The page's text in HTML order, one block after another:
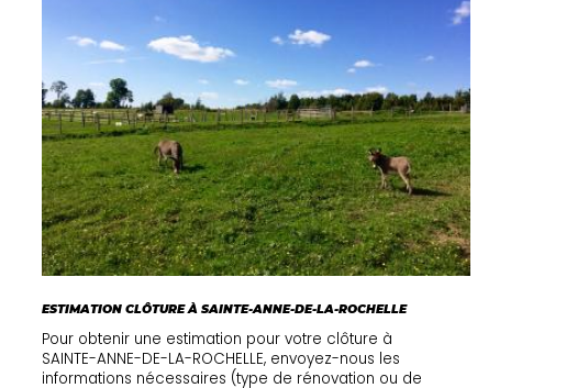
ESTIMATION CLÔTURE À SAINTE-ANNE-DE-LA-ROCHELLE
Pour obtenir une estimation pour votre clôture à
SAINTE-ANNE-DE-LA-ROCHELLE, envoyez-nous les
informations nécessaires (type de rénovation ou de